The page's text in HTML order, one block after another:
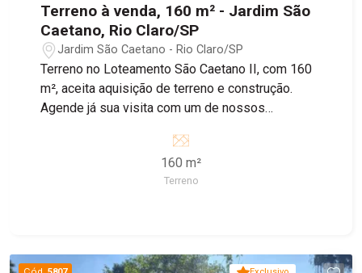
Terreno à venda, 160 m² - Jardim São
Caetano, Rio Claro/SP
Jardim São Caetano - Rio Claro/SP
Terreno no Loteamento São Caetano II, com 160
m², aceita aquisição de terreno e construção.
Agende já sua visita com um de nossos
160 m²
Terreno